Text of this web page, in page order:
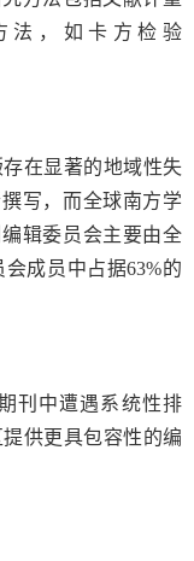
法，如卡方检验
在显著的地域性失
写，而全球南方学
辑委员会主要由全
会成员中占据63%的
刊中遭遇系统性排
供更具包容性的编